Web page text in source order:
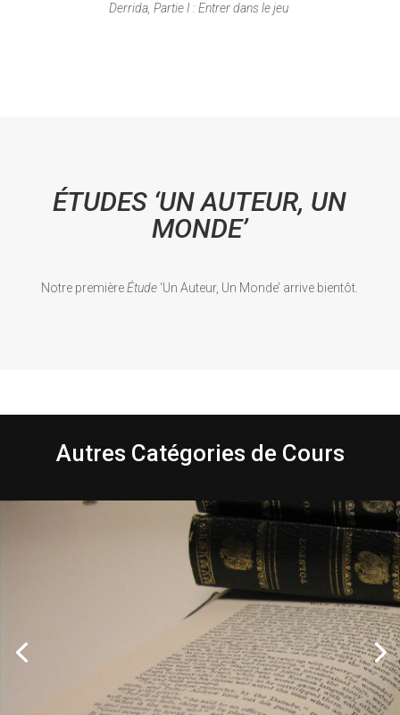
Derrida, Partie I : Entrer dans le jeu
ÉTUDES ‘UN AUTEUR, UN
MONDE’
Notre premièreÉtude ‘Un Auteur, Un Monde’ arrive bientôt.
Autres Catégories de Cours